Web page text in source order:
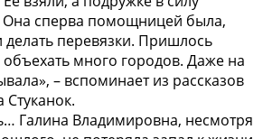
Она сперва помощницей была,
перевязки. Пришлось
много городов. Даже на
– вспоминает из рассказов
Галина Владимировна, несмотря